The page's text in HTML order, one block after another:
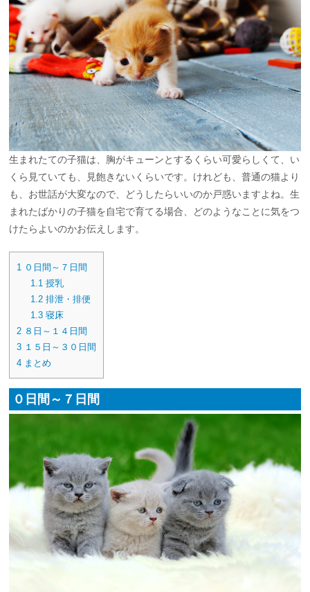
生まれたての子猫は、胸がキューンとするくらい可愛らしくて、い
くら見ていても、見飽きないくらいです。けれども、普通の猫より
も、お世話が大変なので、どうしたらいいのか戸惑いますよね。生
まれたばかりの子猫を自宅で育てる場合、どのようなことに気をつ
けたらよいのかお伝えします。
1 ０日間～７日間
1.1 授乳
1.2 排泄・排便
1.3 寝床
2 ８日～１４日間
3 １５日～３０日間
4 まとめ
０日間～７日間